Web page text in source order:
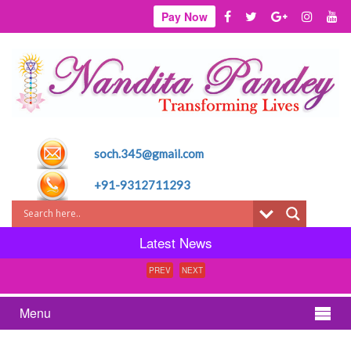
Pay Now
soch.345@gmail.com
+91-9312711293
Latest News
PREV NEXT
Menu